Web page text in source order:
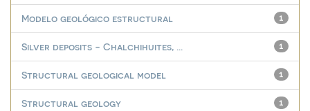
1
Modelo geológico estructural
1
Silver deposits - Chalchihuites, ...
1
Structural geological model
1
Structural geology